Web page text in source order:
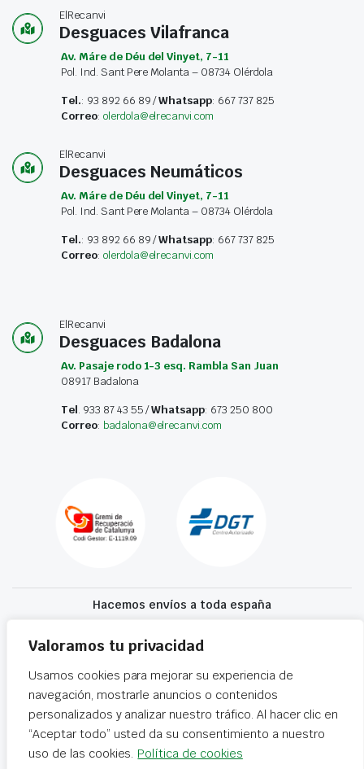
Valoramos tu privacidad
Usamos cookies para mejorar su experiencia de
navegación, mostrarle anuncios o contenidos
personalizados y analizar nuestro tráfico. Al hacer clic en
“Aceptar todo” usted da su consentimiento a nuestro
uso de las cookies. Política de cookies
ElRecanvi
Desguaces Vilafranca
Av. Máre de Déu del Vinyet, 7-11
Pol. Ind. Sant Pere Molanta – 08734 Olérdola
Tel.: 93 892 66 89 /Whatsapp: 667 737 825
Correo: olerdola@elrecanvi.com
ElRecanvi
Desguaces Neumáticos
Av. Máre de Déu del Vinyet, 7-11
Pol. Ind. Sant Pere Molanta – 08734 Olérdola
Tel.: 93 892 66 89 /Whatsapp: 667 737 825
Correo: olerdola@elrecanvi.com
ElRecanvi
Desguaces Badalona
Av. Pasaje rodo 1-3 esq. Rambla San Juan
08917 Badalona
Tel. 933 87 43 55 /Whatsapp: 673 250 800
Correo: badalona@elrecanvi.com
Hacemos envíos a toda españa
Recibe tu recambio en 24-72 horas
Desguaces El Recanvi 2026 ©Condiciones generales·Declaración de